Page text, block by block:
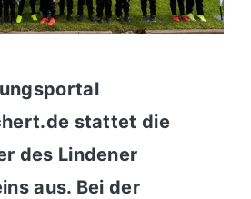
stattet die
des Lindener
aus. Bei der